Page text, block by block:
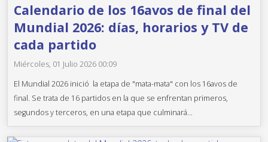
Calendario de los 16avos de final del
Mundial 2026: días, horarios y TV de
cada partido
Miércoles, 01 Julio 2026 00:09
El Mundial 2026 inició la etapa de "mata-mata" con los 16avos de
final. Se trata de 16 partidos en la que se enfrentan primeros,
segundos y terceros, en una etapa que culminará...